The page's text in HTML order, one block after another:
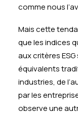
comme nous
Mais cette
que les indices
aux critères
équivalents
industries, de
par les
observe une